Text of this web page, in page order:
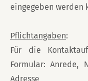
eingegeben werden
Pflichtangaben:
Für die
Formular: Anrede,
Adresse